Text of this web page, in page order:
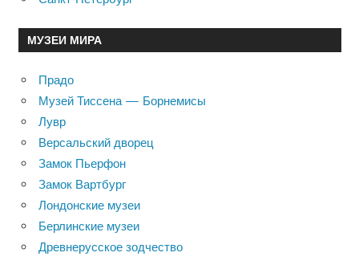
МУЗЕИ МИРА
Прадо
Музей Тиссена — Борнемисы
Лувр
Версальский дворец
Замок Пьерфон
Замок Вартбург
Лондонские музеи
Берлинские музеи
Древнерусское зодчество